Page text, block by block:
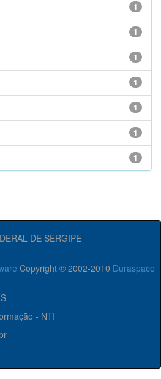
1
1
1
1
1
1
1
DE SERGIPE
Copyright © 2002-2010 Duraspace
- NTI